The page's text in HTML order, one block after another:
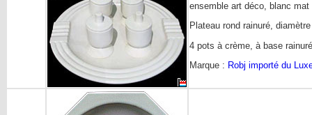
ensemble art déco, blanc mat
Plateau rond rainuré,
4 pots à crème, à base
Marque : Robj importé du